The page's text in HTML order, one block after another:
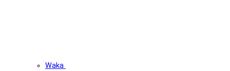
Waka